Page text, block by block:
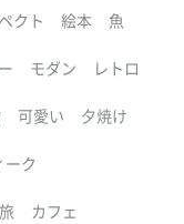
クト 絵本 魚
モダン レトロ
可愛い 夕焼け
ーク
旅 カフェ